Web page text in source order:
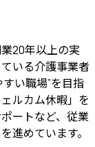
20年以上の実
いる介護事業者
い職場”を目指
ルカム休暇」を
ートなど、従業
進めています。